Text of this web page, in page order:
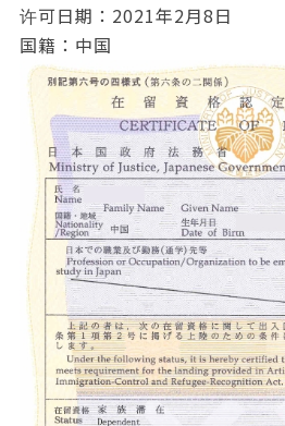
许可日期：2021年2月8日
国籍：中国